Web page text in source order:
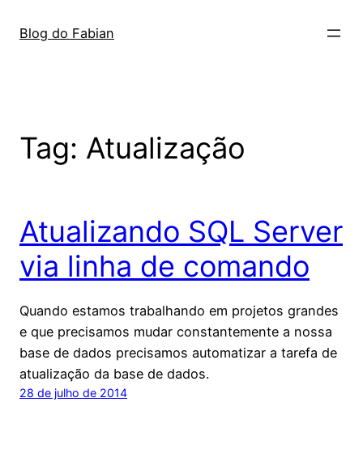
paraBlog do Fabian
Tag: Atualização
Atualizando SQL Server
via linha de comando
Quando estamos trabalhando em projetos grandes
e que precisamos mudar constantemente a nossa
base de dados precisamos automatizar a tarefa de
atualização da base de dados.
28 de julho de 2014